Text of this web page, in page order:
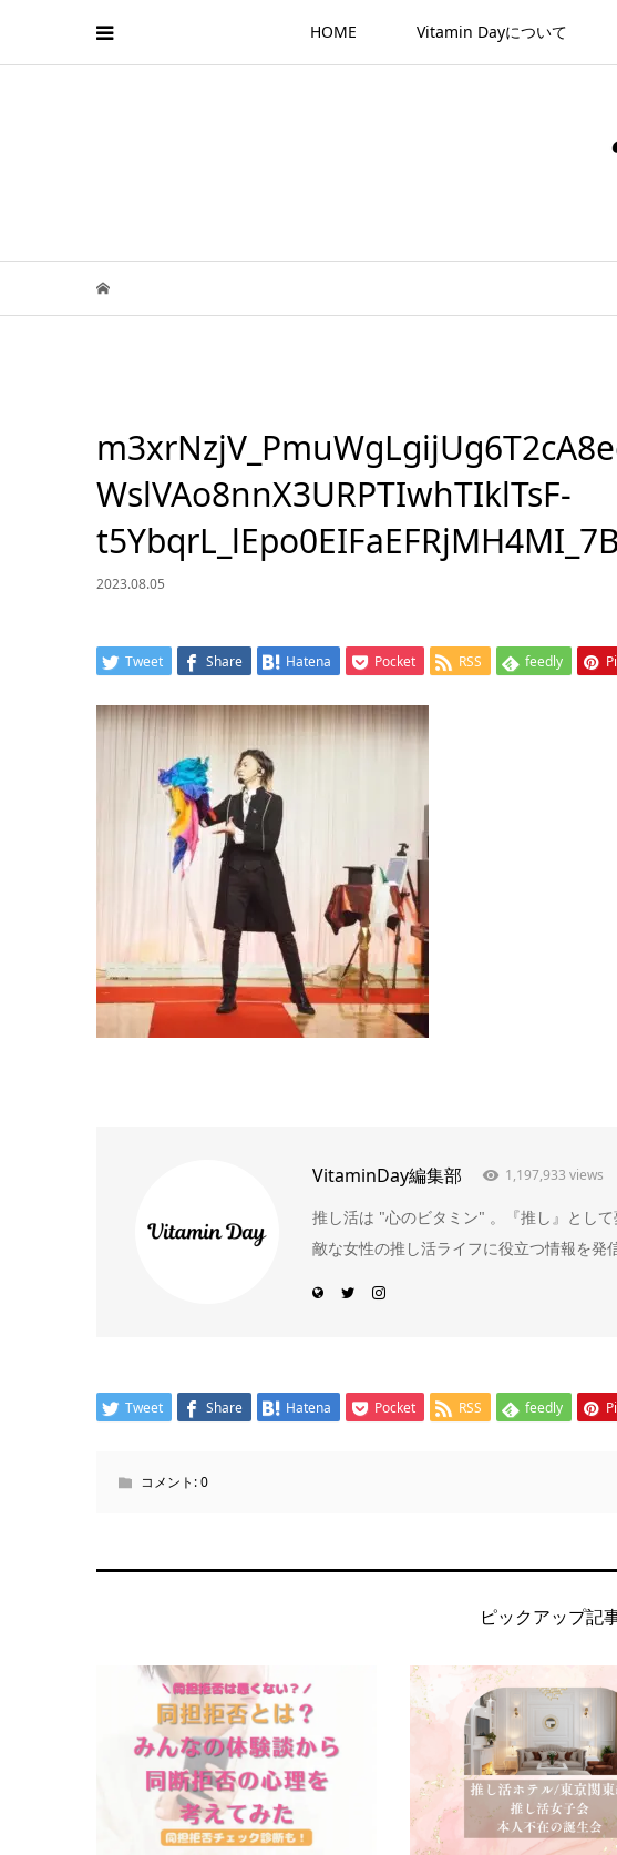
HOME Vitamin Dayについて
WslVAo8nnX3URPTIwhTIklTsF-
2023.08.05
Tweet Share Hatena Pocket RSS feedly
VitaminDay編集部 1,197,933 views
推し活は "心のビタミン" 。『推し』とし
敵な女性の推し活ライフに役立つ情報を発
Tweet Share Hatena Pocket RSS feedly
コメント:0
ピックアップ記